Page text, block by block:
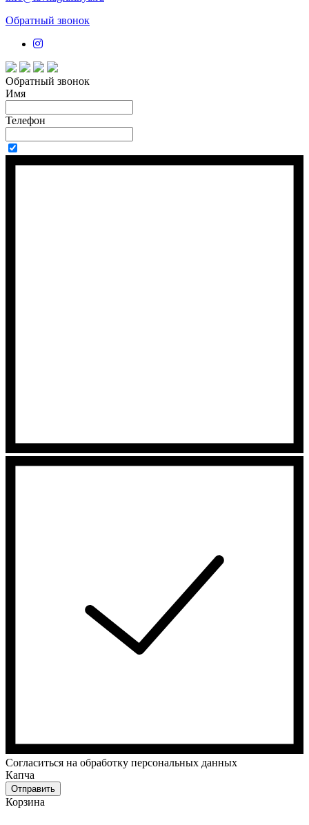
Обратный звонок
Обратный звонок
Имя
Телефон
Cогласиться на обработку персональных данных
Капча
Отправить
Корзина